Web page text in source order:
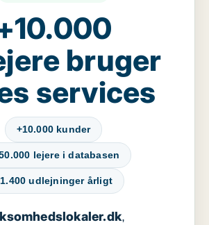
bruger
services
+10.000 kunder
lejere i databasen
udlejninger årligt
,